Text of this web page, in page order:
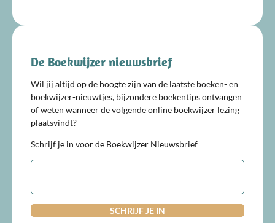
De Boekwijzer nieuwsbrief
Wil jij altijd op de hoogte zijn van de laatste boeken- en
boekwijzer-nieuwtjes, bijzondere boekentips ontvangen
of weten wanneer de volgende online boekwijzer lezing
plaatsvindt?
Schrijf je in voor de Boekwijzer Nieuwsbrief
E-